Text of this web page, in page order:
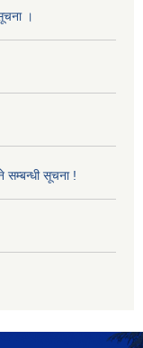
।
सूचना !